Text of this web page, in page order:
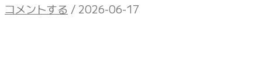
コメントする / 2026-06-17